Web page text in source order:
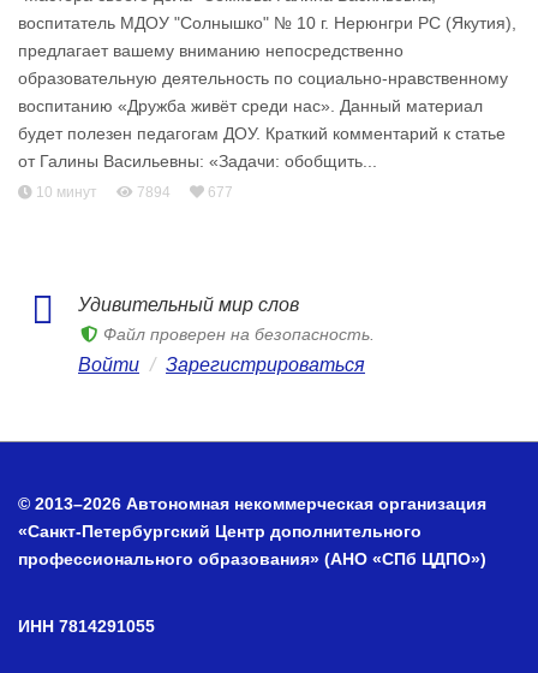
воспитатель МДОУ "Солнышко" № 10 г. Нерюнгри РС (Якутия),
предлагает вашему вниманию непосредственно
образовательную деятельность по социально-нравственному
воспитанию «Дружба живёт среди нас». Данный материал
будет полезен педагогам ДОУ. Краткий комментарий к статье
от Галины Васильевны: «Задачи: обобщить...
10 минут 7894 677
Удивительный мир слов
Файл проверен на безопасность.
Войти / Зарегистрироваться
© 2013–2026 Автономная некоммерческая организация
«Санкт-Петербургский Центр дополнительного
профессионального образования» (АНО «СПб ЦДПО»)
ИНН 7814291055